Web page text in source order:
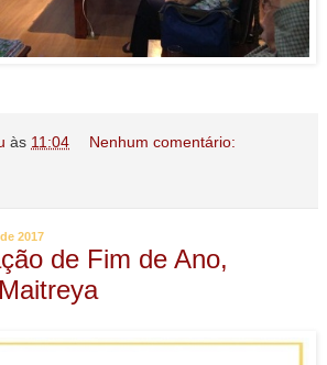
às 11:04 Nenhum comentário:
2017
de Fim de Ano,